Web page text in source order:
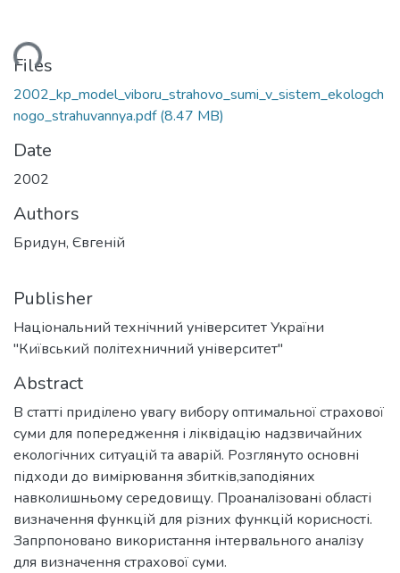
Files
2002_kp_model_viboru_strahovo_sumi_v_sistem_ekologch
nogo_strahuvannya.pdf(8.47 MB)
Date
2002
Authors
Бридун, Євгеній
Publisher
Національний технічний університет України
"Київський політехничний університет"
Abstract
В статті приділено увагу вибору оптимальної страхової
суми для попередження і ліквідацію надзвичайних
екологічних ситуацій та аварій. Розглянуто основні
підходи до вимірювання збитків,заподіяних
навколишньому середовищу. Проаналізовані області
визначення функцій для різних функцій корисності.
Запрпоновано використання інтервального аналізу
для визначення страхової суми.